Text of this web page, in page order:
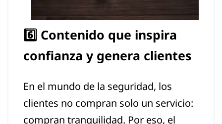
6️⃣ Contenido que inspira
confianza y genera clientes
En el mundo de la seguridad, los
clientes no compran solo un servicio:
compran tranquilidad. Por eso, el